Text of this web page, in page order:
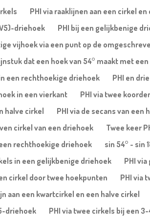
PHI via raaklijnen aan een cirkel
driehoek
PHI bij een gelijkbenige
vijhoek via een punt op de
dat een hoek van 54° maakt met
een rechthoekige driehoek
PHI en
in een vierkant
PHI via twee
halve cirkel
PHI via de secans van
cirkel van een driehoek
Twee keer
rechthoekige driehoek
sin 54° - sin
in een gelijkbenige driehoek
PHI
cirkel door twee hoekpunten
PHI via
aan een kwartcirkel en een halve cirkel
driehoek
PHI via twee cirkels bij een